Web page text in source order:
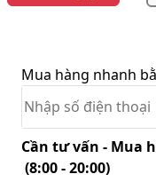
Mua hàng nhanh
Cần tư vấn - Mua
(8:00 - 20:00)